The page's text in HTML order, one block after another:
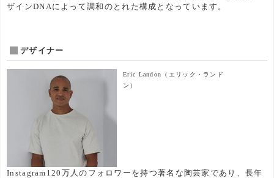
ザインDNAによって調和のとれた構成となっています。
デザイナー
Eric Landon
（エリック・ランド
ン）
Instagram120万人のフォロワーを持つ著名な陶芸家であり、長年